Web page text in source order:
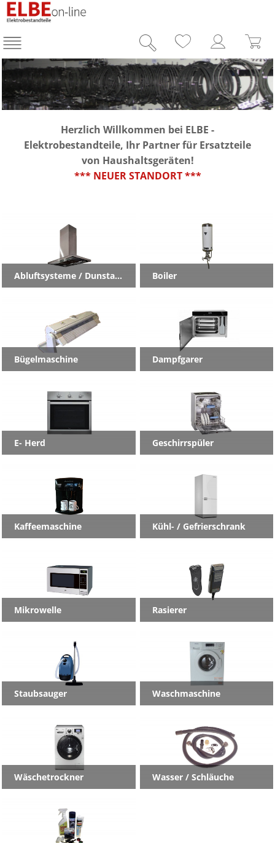
Abluftsysteme / Dunstabzug Boiler
Bügelmaschine Dampfgarer
E- Herd Geschirrspüler
Kaffeemaschine Kühl- / Gefrierschrank
Mikrowelle Rasierer
Staubsauger Waschmaschine
Wäschetrockner Wasser / Schläuche
Herzlich Willkommen bei ELBE -
Elektrobestandteile, Ihr Partner für Ersatzteile
von Haushaltsgeräten!
*** NEUER STANDORT ***